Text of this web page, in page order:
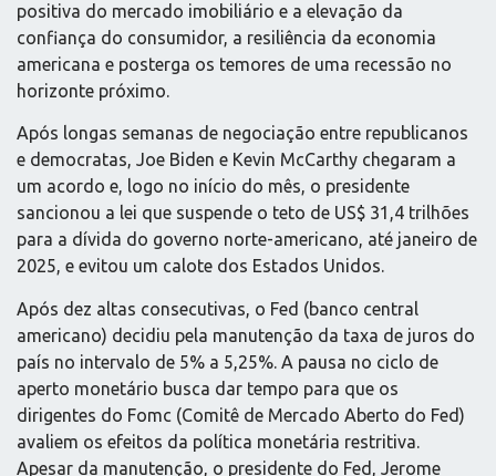
positiva do mercado imobiliário e a elevação da
confiança do consumidor, a resiliência da economia
americana e posterga os temores de uma recessão no
horizonte próximo.
Após longas semanas de negociação entre republicanos
e democratas, Joe Biden e Kevin McCarthy chegaram a
um acordo e, logo no início do mês, o presidente
sancionou a lei que suspende o teto de US$ 31,4 trilhões
para a dívida do governo norte-americano, até janeiro de
2025, e evitou um calote dos Estados Unidos.
Após dez altas consecutivas, o Fed (banco central
americano) decidiu pela manutenção da taxa de juros do
país no intervalo de 5% a 5,25%. A pausa no ciclo de
aperto monetário busca dar tempo para que os
dirigentes do Fomc (Comitê de Mercado Aberto do Fed)
avaliem os efeitos da política monetária restritiva.
Apesar da manutenção, o presidente do Fed, Jerome